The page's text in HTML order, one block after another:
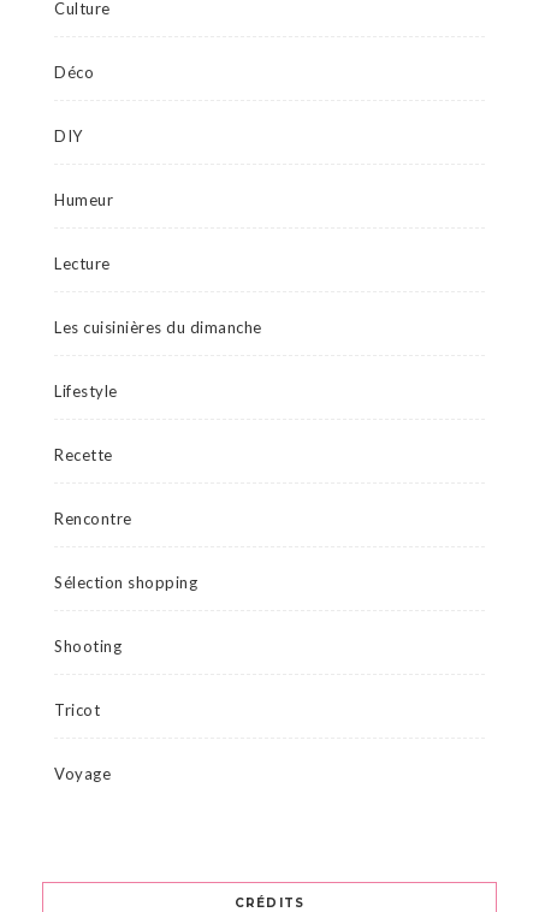
Culture
Déco
DIY
Humeur
Lecture
Les cuisinières du dimanche
Lifestyle
Recette
Rencontre
Sélection shopping
Shooting
Tricot
Voyage
CRÉDITS